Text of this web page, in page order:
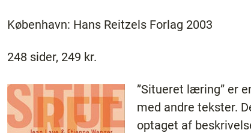
København: Hans Reitzels Forlag 2003
248 sider, 249 kr.
”Situeret læring” er
med andre tekster.
optaget af